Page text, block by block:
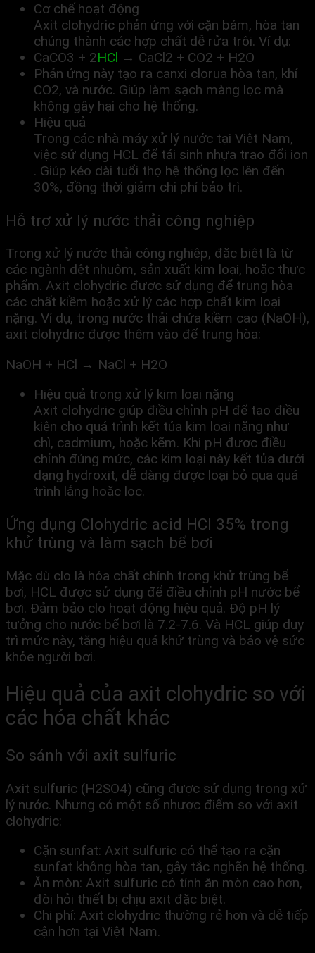
Cơ chế hoạt động
Axit clohydric phản ứng với cặn bám, hòa tan
chúng thành các hợp chất dễ rửa trôi. Ví dụ:
CaCO3 + 2HCl → CaCl2 + CO2 + H2O
Phản ứng này tạo ra canxi clorua hòa tan, khí
CO2, và nước. Giúp làm sạch màng lọc mà
không gây hại cho hệ thống.
Hiệu quả
Trong các nhà máy xử lý nước tại Việt Nam,
việc sử dụng HCL để tái sinh nhựa trao đổi ion
. Giúp kéo dài tuổi thọ hệ thống lọc lên đến
30%, đồng thời giảm chi phí bảo trì.
Hỗ trợ xử lý nước thải công nghiệp
Trong xử lý nước thải công nghiệp, đặc biệt là từ
các ngành dệt nhuộm, sản xuất kim loại, hoặc thực
phẩm. Axit clohydric được sử dụng để trung hòa
các chất kiềm hoặc xử lý các hợp chất kim loại
nặng. Ví dụ, trong nước thải chứa kiềm cao (NaOH),
axit clohydric được thêm vào để trung hòa:
NaOH + HCl → NaCl + H2O
Hiệu quả trong xử lý kim loại nặng
Axit clohydric giúp điều chỉnh pH để tạo điều
kiện cho quá trình kết tủa kim loại nặng như
chì, cadmium, hoặc kẽm. Khi pH được điều
chỉnh đúng mức, các kim loại này kết tủa dưới
dạng hydroxit, dễ dàng được loại bỏ qua quá
trình lắng hoặc lọc.
Ứng dụng Clohydric acid HCl 35% trong
khử trùng và làm sạch bể bơi
Mặc dù clo là hóa chất chính trong khử trùng bể
bơi, HCL được sử dụng để điều chỉnh pH nước bể
bơi. Đảm bảo clo hoạt động hiệu quả. Độ pH lý
tưởng cho nước bể bơi là 7.2-7.6. Và HCL giúp duy
trì mức này, tăng hiệu quả khử trùng và bảo vệ sức
khỏe người bơi.
Hiệu quả của axit clohydric so với
các hóa chất khác
So sánh với axit sulfuric
Axit sulfuric (H2SO4) cũng được sử dụng trong xử
lý nước. Nhưng có một số nhược điểm so với axit
clohydric:
Cặn sunfat: Axit sulfuric có thể tạo ra cặn
sunfat không hòa tan, gây tắc nghẽn hệ thống.
Ăn mòn: Axit sulfuric có tính ăn mòn cao hơn,
đòi hỏi thiết bị chịu axit đặc biệt.
Chi phí: Axit clohydric thường rẻ hơn và dễ tiếp
cận hơn tại Việt Nam.